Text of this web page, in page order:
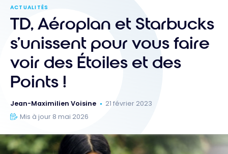
ACTUALITÉS
TD, Aéroplan et Starbucks
s’unissent pour vous faire
voir des Étoiles et des
Points !
Jean-Maximilien Voisine
21 février 2023
Mis à jour 8 mai 2026